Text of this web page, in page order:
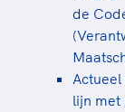
Lees verder
langs de
En wat mag
hier richting
onderdeel
ongewenst
Lees verder
de
lijn met